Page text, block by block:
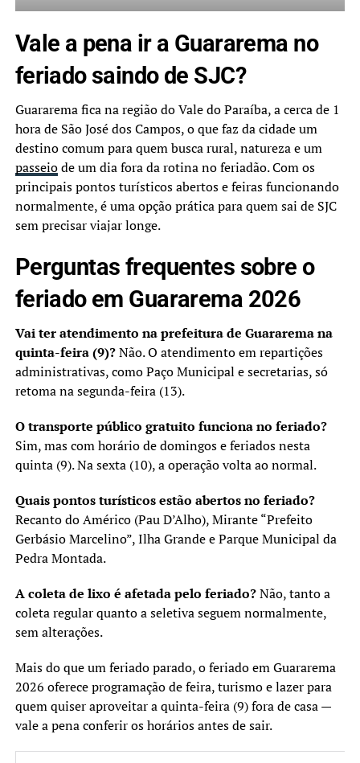
Vale a pena ir a Guararema no
feriado saindo de SJC?
Guararema fica na região do Vale do Paraíba, a cerca de 1
hora de São José dos Campos, o que faz da cidade um
destino comum para quem busca rural, natureza e um
passeiode um dia fora da rotina no feriadão. Com os
principais pontos turísticos abertos e feiras funcionando
normalmente, é uma opção prática para quem sai de SJC
sem precisar viajar longe.
Perguntas frequentes sobre o
feriado em Guararema 2026
Vai ter atendimento na prefeitura de Guararema na
quinta-feira (9)?Não. O atendimento em repartições
administrativas, como Paço Municipal e secretarias, só
retoma na segunda-feira (13).
O transporte público gratuito funciona no feriado?
Sim, mas com horário de domingos e feriados nesta
quinta (9). Na sexta (10), a operação volta ao normal.
Quais pontos turísticos estão abertos no feriado?
Recanto do Américo (Pau D’Alho), Mirante “Prefeito
Gerbásio Marcelino”, Ilha Grande e Parque Municipal da
Pedra Montada.
A coleta de lixo é afetada pelo feriado?Não, tanto a
coleta regular quanto a seletiva seguem normalmente,
sem alterações.
Mais do que um feriado parado, o feriado em Guararema
2026 oferece programação de feira, turismo e lazer para
quem quiser aproveitar a quinta-feira (9) fora de casa —
vale a pena conferir os horários antes de sair.